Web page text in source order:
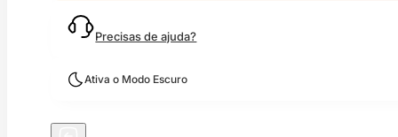
Precisas de ajuda?
Ativa o Modo Escuro